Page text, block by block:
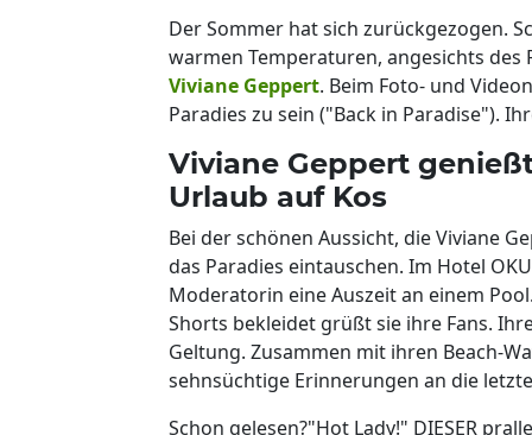
Der Sommer hat sich zurückgezogen.
warmen Temperaturen, angesichts des
Viviane Geppert. Beim Foto- und
Paradies zu sein ("Back in Paradise").
Viviane Geppert
Urlaub auf Kos
Bei der schönen Aussicht, die Viviane
das Paradies eintauschen. Im Hotel
Moderatorin eine Auszeit an einem
Shorts bekleidet grüßt sie ihre Fans.
Geltung. Zusammen mit ihren Beach-
sehnsüchtige Erinnerungen an die
Schon gelesen?"Hot Lady!" DIESER